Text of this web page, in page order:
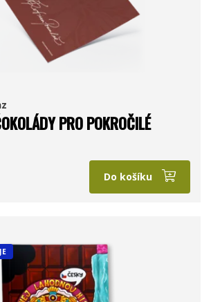
PRO POKROČILÉ
Do košíku